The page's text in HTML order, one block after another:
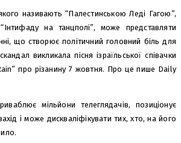
називають “Палестинською Леді Гагою”,
на танцполі”, може представляти
що створює політичний головний біль для
викликала пісня ізраїльської співачки
про різанину 7 жовтня. Про це пише Daily
мільйони телеглядачів, позиціонує
і може дискваліфікувати тих, хто, на його